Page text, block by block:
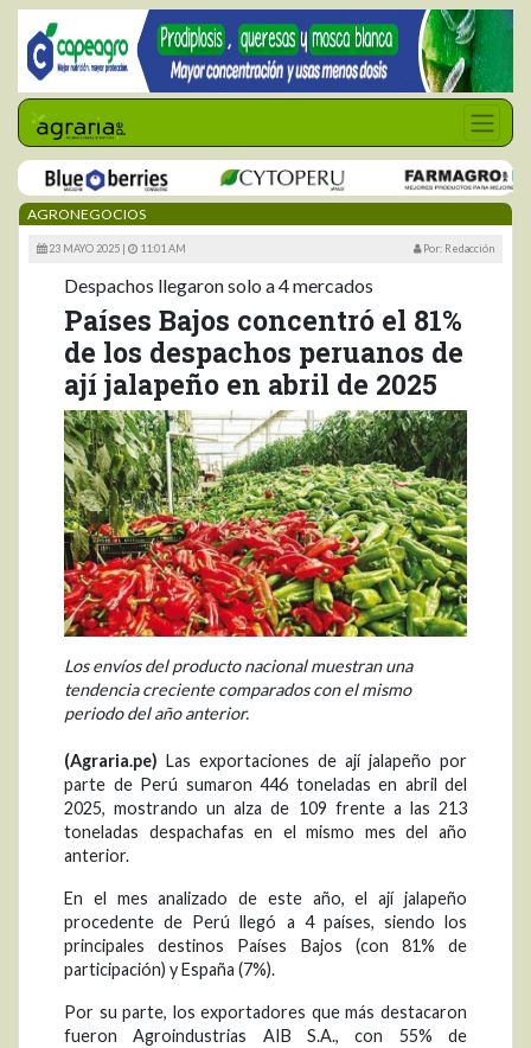
AGRONEGOCIOS
23 MAYO 2025 | 11:01 AM Por: Redacción
Despachos llegaron solo a 4 mercados
Países Bajos concentró el 81%
de los despachos peruanos de
ají jalapeño en abril de 2025
Los envíos del producto nacional muestran una
tendencia creciente comparados con el mismo
periodo del año anterior.
(Agraria.pe) Las exportaciones de ají jalapeño por
parte de Perú sumaron 446 toneladas en abril del
2025, mostrando un alza de 109 frente a las 213
toneladas despachafas en el mismo mes del año
anterior.
En el mes analizado de este año, el ají jalapeño
procedente de Perú llegó a 4 países, siendo los
principales destinos Países Bajos (con 81% de
participación) y España (7%).
Por su parte, los exportadores que más destacaron
fueron Agroindustrias AIB S.A., con 55% de